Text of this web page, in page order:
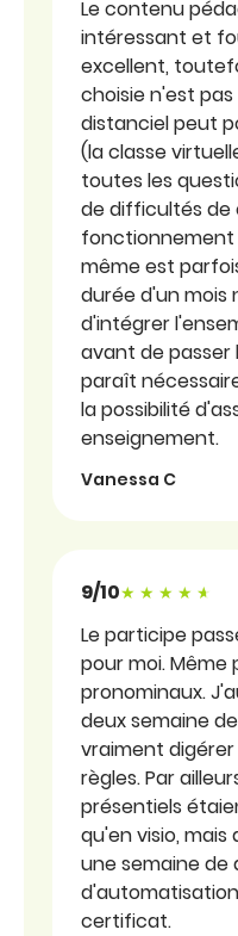
Le contenu
intéressant et
excellent,
choisie n'est
distanciel peut
(la classe
toutes les
de difficultés de
fonctionnement
même est
durée d'un mois
d'intégrer
avant de
paraît
la possibilité
enseignement.
Vanessa C
9/10
Le participe
pour moi. Même
pronominaux.
deux semaine
vraiment
règles. Par
présentiels
qu'en visio,
une semaine de
certificat.